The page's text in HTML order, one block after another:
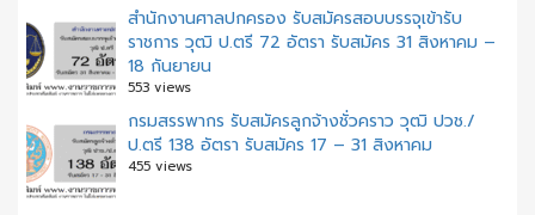
สํานักงานศาลปกครอง รับสมัครสอบบรรจุเข้ารับ
ราชการ วุฒิ ป.ตรี 72 อัตรา รับสมัคร 31 สิงหาคม –
18 กันยายน
553 views
กรมสรรพากร รับสมัครลูกจ้างชั่วคราว วุฒิ ปวช./
ป.ตรี 138 อัตรา รับสมัคร 17 – 31 สิงหาคม
455 views